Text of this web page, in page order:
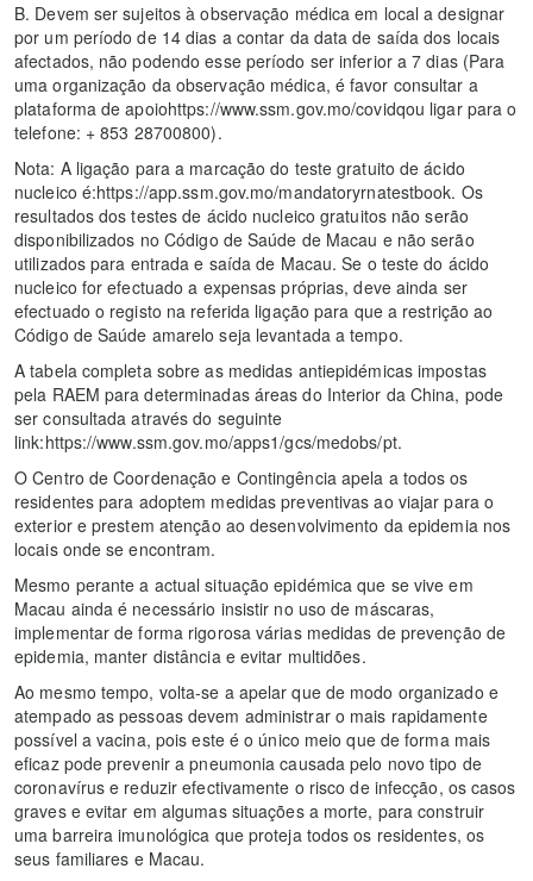
B. Devem ser sujeitos à observação médica em local a designar
por um período de 14 dias a contar da data de saída dos locais
afectados, não podendo esse período ser inferior a 7 dias (Para
uma organização da observação médica, é favor consultar a
plataforma de apoiohttps://www.ssm.gov.mo/covidqou ligar para o
telefone: + 853 28700800).
Nota: A ligação para a marcação do teste gratuito de ácido
nucleico é:https://app.ssm.gov.mo/mandatoryrnatestbook. Os
resultados dos testes de ácido nucleico gratuitos não serão
disponibilizados no Código de Saúde de Macau e não serão
utilizados para entrada e saída de Macau. Se o teste do ácido
nucleico for efectuado a expensas próprias, deve ainda ser
efectuado o registo na referida ligação para que a restrição ao
Código de Saúde amarelo seja levantada a tempo.
A tabela completa sobre as medidas antiepidémicas impostas
pela RAEM para determinadas áreas do Interior da China, pode
ser consultada através do seguinte
link:https://www.ssm.gov.mo/apps1/gcs/medobs/pt.
O Centro de Coordenação e Contingência apela a todos os
residentes para adoptem medidas preventivas ao viajar para o
exterior e prestem atenção ao desenvolvimento da epidemia nos
locais onde se encontram.
Mesmo perante a actual situação epidémica que se vive em
Macau ainda é necessário insistir no uso de máscaras,
implementar de forma rigorosa várias medidas de prevenção de
epidemia, manter distância e evitar multidões.
Ao mesmo tempo, volta-se a apelar que de modo organizado e
atempado as pessoas devem administrar o mais rapidamente
possível a vacina, pois este é o único meio que de forma mais
eficaz pode prevenir a pneumonia causada pelo novo tipo de
coronavírus e reduzir efectivamente o risco de infecção, os casos
graves e evitar em algumas situações a morte, para construir
uma barreira imunológica que proteja todos os residentes, os
seus familiares e Macau.